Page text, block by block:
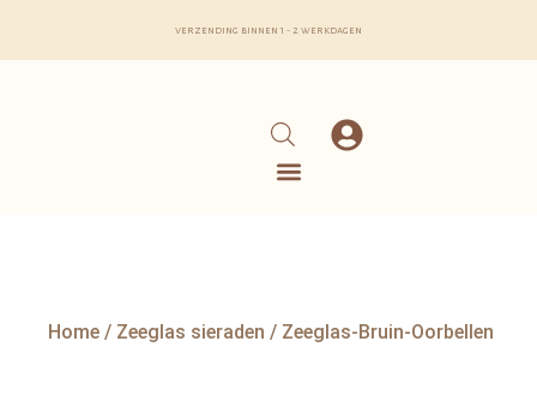
verzending binnen 1 - 2 werkdagen
Home / Zeeglas sieraden / Zeeglas-Bruin-Oorbellen